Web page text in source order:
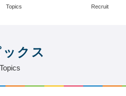
Topics Recruit
ックス
Topics